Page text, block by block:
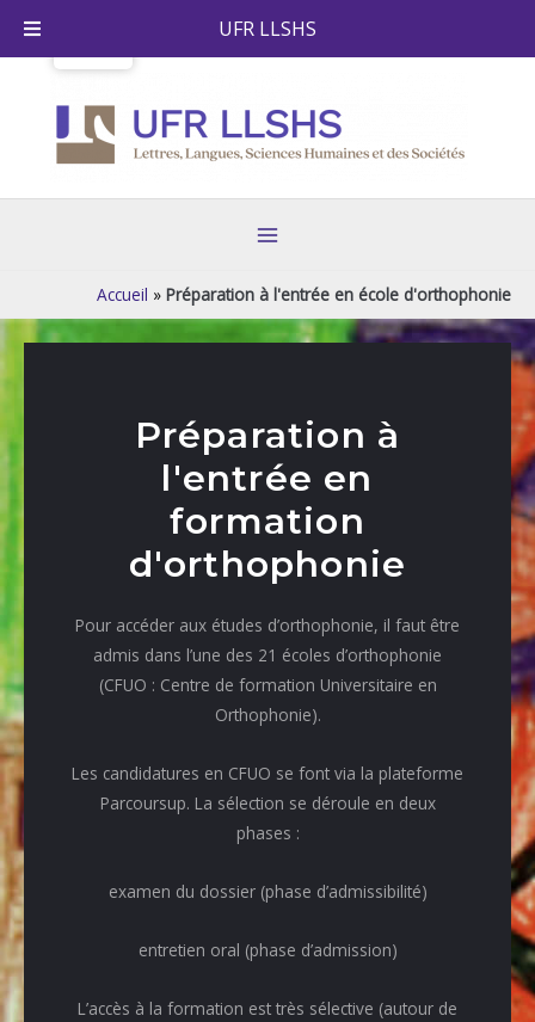
Menu
Accueil » Préparation à l'entrée en école d'orthophonie
Préparation à
l'entrée en
formation
d'orthophonie
Pour accéder aux études d’orthophonie, il faut être
admis dans l’une des 21 écoles d’orthophonie
(CFUO : Centre de formation Universitaire en
Orthophonie).
Les candidatures en CFUO se font via la plateforme
Parcoursup. La sélection se déroule en deux
phases :
examen du dossier (phase d’admissibilité)
entretien oral (phase d’admission)
L’accès à la formation est très sélective (autour de
UFR LLSHS